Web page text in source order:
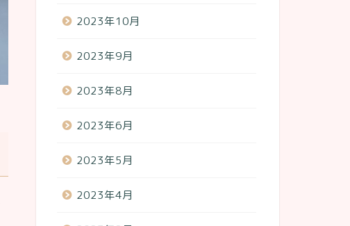
2023年10月
2023年9月
2023年8月
2023年6月
2023年5月
2023年4月